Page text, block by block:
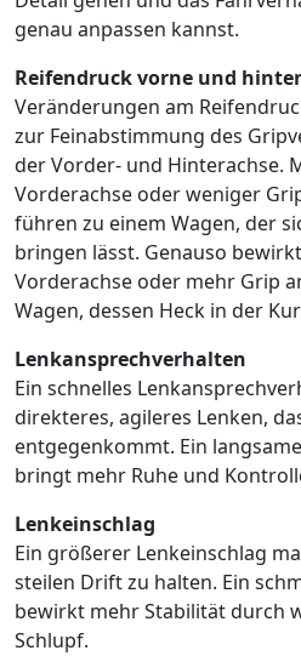
genau anpassen kannst.
Reifendruck vorne und
Veränderungen am
zur Feinabstimmung des
der Vorder- und Hinterachse.
Vorderachse oder weniger
führen zu einem Wagen, der
bringen lässt. Genauso
Vorderachse oder mehr Grip
Wagen, dessen Heck in der
Lenkansprechverhalten
Ein schnelles
direkteres, agileres Lenken,
entgegenkommt. Ein
bringt mehr Ruhe und
Lenkeinschlag
Ein größerer Lenkeinschlag
steilen Drift zu halten. Ein
bewirkt mehr Stabilität durch
Schlupf.